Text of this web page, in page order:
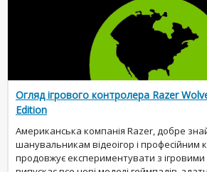
Огляд ігрового контролера Razer
Edition
Американська компанія Razer, добре
шанувальникам відеоігор і професійним
продовжує експериментувати з ігровими